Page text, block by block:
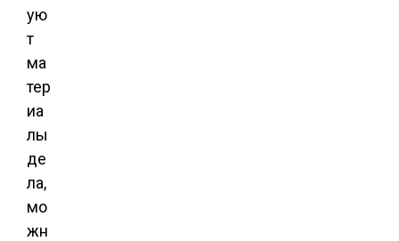
ую
т
ма
тер
иа
лы
де
ла,
мо
жн